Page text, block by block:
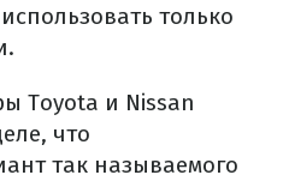
только
Toyota и Nissan
что
так называемого